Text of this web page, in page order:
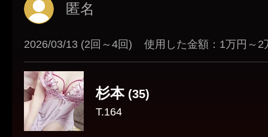
匿名
2026/03/13 (2回～4回) 使用した金額：1万円～2
杉本(35)
T.164